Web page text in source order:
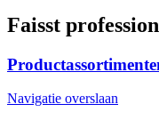
Faisst
Navigatie overslaan